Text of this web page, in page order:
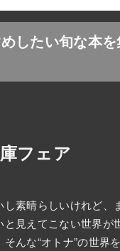
したい旬な本
フェア
素晴らしいけれど、
見えてこない世界が
んな“オトナ”の世界